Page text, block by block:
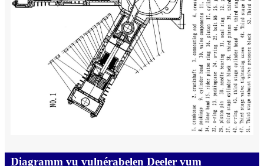
Diagramm vu vulnérabelen Deeler vum